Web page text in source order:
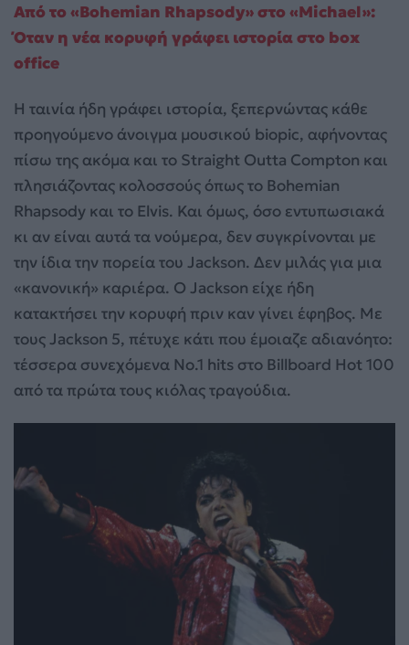
Από το «Bohemian Rhapsody» στο «Michael»:
Όταν η νέα κορυφή γράφει ιστορία στο box
office
Η ταινία ήδη γράφει ιστορία, ξεπερνώντας κάθε
προηγούμενο άνοιγμα μουσικού biopic, αφήνοντας
πίσω της ακόμα και το Straight Outta Compton και
πλησιάζοντας κολοσσούς όπως το Bohemian
Rhapsody και το Elvis. Και όμως, όσο εντυπωσιακά
κι αν είναι αυτά τα νούμερα, δεν συγκρίνονται με
την ίδια την πορεία του Jackson. Δεν μιλάς για μια
«κανονική» καριέρα. Ο Jackson είχε ήδη
κατακτήσει την κορυφή πριν καν γίνει έφηβος. Με
τους Jackson 5, πέτυχε κάτι που έμοιαζε αδιανόητο:
τέσσερα συνεχόμενα No.1 hits στο Billboard Hot 100
από τα πρώτα τους κιόλας τραγούδια.